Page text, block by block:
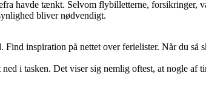
havde tænkt. Selvom flybilletterne, forsikringer,
bliver nødvendigt.
inspiration på nettet over ferielister. Når du
i tasken. Det viser sig nemlig oftest, at nogle